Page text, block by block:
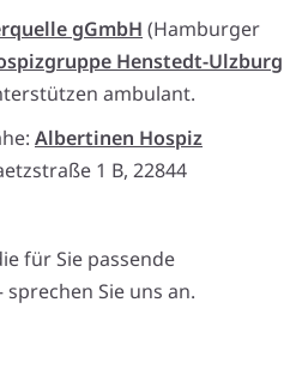
gGmbH (Hamburger
Henstedt-Ulzburg
ambulant.
Albertinen Hospiz
1 B, 22844
für Sie passende
Sie uns an.